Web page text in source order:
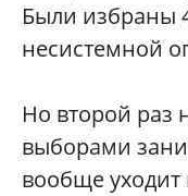
Были избраны
несистемной
Но второй раз
выборами
вообще